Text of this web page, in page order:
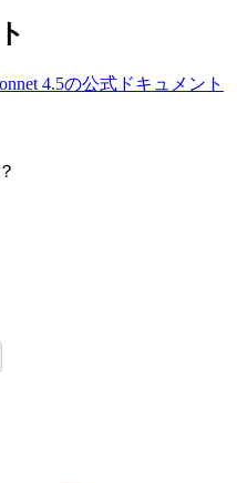
4.5の公式ドキュメント